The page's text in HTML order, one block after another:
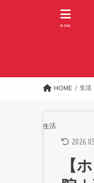
MENU
HOME 生活
生活
【